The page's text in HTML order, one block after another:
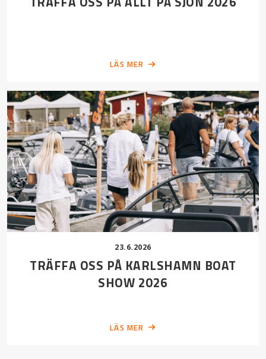
LÄS MER
23.6.2026
TRÄFFA OSS PÅ KARLSHAMN BOAT
SHOW 2026
LÄS MER